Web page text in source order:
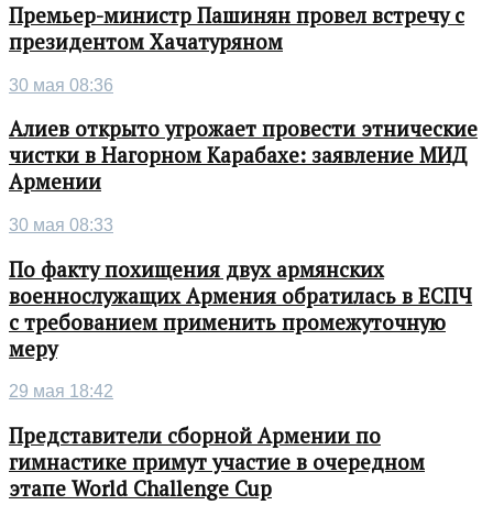
Премьер-министр Пашинян провел встречу с
президентом Хачатуряном
30 мая 08:36
Алиев открыто угрожает провести этнические
чистки в Нагорном Карабахе: заявление МИД
Армении
30 мая 08:33
По факту похищения двух армянских
военнослужащих Армения обратилась в ЕСПЧ
с требованием применить промежуточную
меру
29 мая 18:42
Представители сборной Армении по
гимнастике примут участие в очередном
этапе World Challenge Cup